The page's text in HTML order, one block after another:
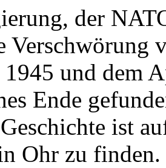
der
Verschwörung
1945 und dem
Ende
ist
Ohr zu finden.